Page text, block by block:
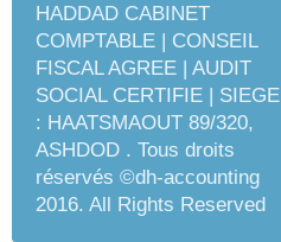
HADDAD CABINET
COMPTABLE | CONSEIL
FISCAL AGREE | AUDIT
SOCIAL CERTIFIE | SIEGE
: HAATSMAOUT 89/320,
ASHDOD . Tous droits
réservés ©dh-accounting
2016. All Rights Reserved